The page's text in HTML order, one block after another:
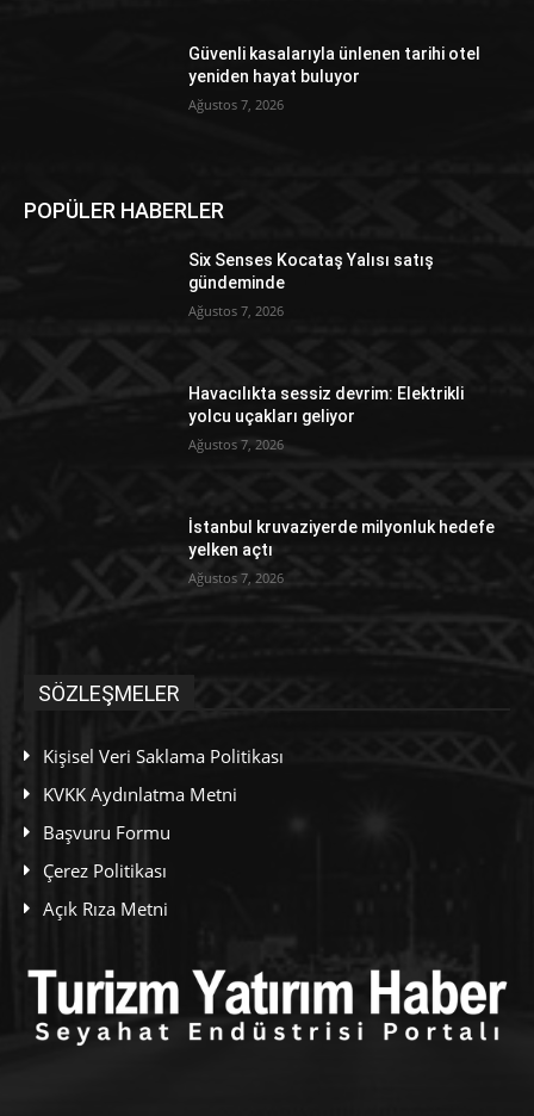
Güvenli kasalarıyla ünlenen tarihi otel
yeniden hayat buluyor
Ağustos 7, 2026
POPÜLER HABERLER
Six Senses Kocataş Yalısı satış
gündeminde
Ağustos 7, 2026
Havacılıkta sessiz devrim: Elektrikli
yolcu uçakları geliyor
Ağustos 7, 2026
İstanbul kruvaziyerde milyonluk hedefe
yelken açtı
Ağustos 7, 2026
SÖZLEŞMELER
Kişisel Veri Saklama Politikası
KVKK Aydınlatma Metni
Başvuru Formu
Çerez Politikası
Açık Rıza Metni